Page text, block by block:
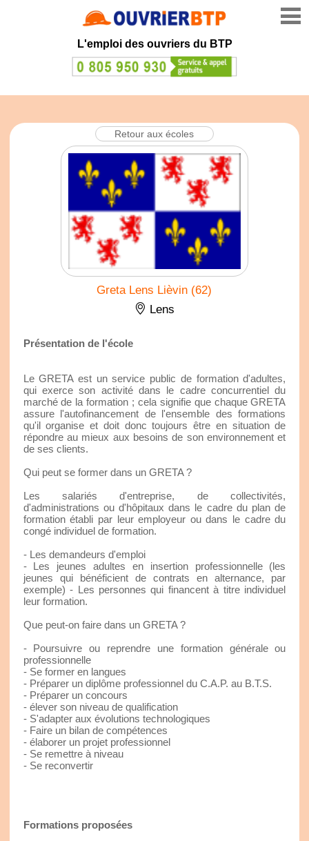
L'emploi des ouvriers du BTP
Retour aux écoles
Greta Lens Lièvin (62)
Lens
Présentation de l'école
Le GRETA est un service public de formation d'adultes,
qui exerce son activité dans le cadre concurrentiel du
marché de la formation ; cela signifie que chaque GRETA
assure l'autofinancement de l'ensemble des formations
qu'il organise et doit donc toujours être en situation de
répondre au mieux aux besoins de son environnement et
de ses clients.
Qui peut se former dans un GRETA ?
Les salariés d'entreprise, de collectivités,
d'administrations ou d'hôpitaux dans le cadre du plan de
formation établi par leur employeur ou dans le cadre du
congé individuel de formation.
- Les demandeurs d'emploi
- Les jeunes adultes en insertion professionnelle (les
jeunes qui bénéficient de contrats en alternance, par
exemple) - Les personnes qui financent à titre individuel
leur formation.
Que peut-on faire dans un GRETA ?
- Poursuivre ou reprendre une formation générale ou
professionnelle
- Se former en langues
- Préparer un diplôme professionnel du C.A.P. au B.T.S.
- Préparer un concours
- élever son niveau de qualification
- S'adapter aux évolutions technologiques
- Faire un bilan de compétences
- élaborer un projet professionnel
- Se remettre à niveau
- Se reconvertir
Formations proposées